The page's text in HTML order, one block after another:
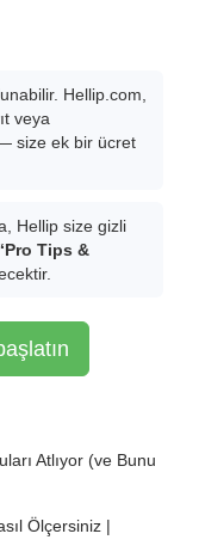
Hellip.com,
veya
size ek bir ücret
Hellip size gizli
Tips &
Atlıyor (ve Bunu
Ölçersiniz |